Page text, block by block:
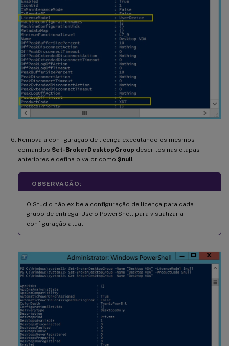
Remova a configuração de licença executando os mesmos
comandos Set-BrokerDesktopGroup descritos nas etapas
anteriores e defina o valor como $null.
OBSERVAÇÃO:
O Studio não exibe a configuração de licença para cada
grupo de entrega. Use o PowerShell para visualizar a
configuração atual.